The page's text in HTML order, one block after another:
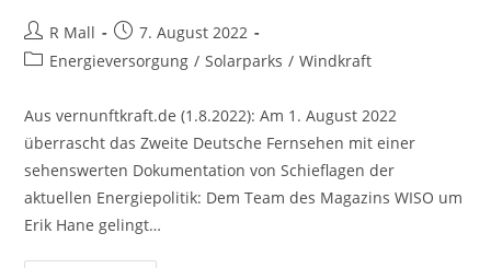
Das
Wurzacher
Heiliges
Beitrags-
Autor:
R Mall
Beitrag
veröffentlicht:
7. August 2022
Beitrags-
Energieversorgung / Solarparks / Windkraft
Aus vernunftkraft.de (1.8.2022): Am 1. August 2022
überrascht das Zweite Deutsche Fernsehen mit einer
sehenswerten Dokumentation von Schieflagen der
aktuellen Energiepolitik: Dem Team des Magazins WISO um
Erik Hane gelingt…